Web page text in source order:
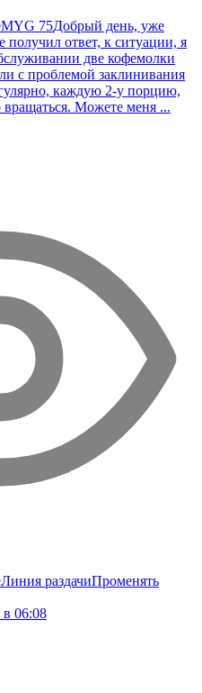
MYG 75Добрый день, уже
получил ответ, к ситуации, я
две кофемолки
с проблемой заклинивания
каждую 2-у порцию,
Можете меня ...
Линия раздачиПроменять
в 06:08